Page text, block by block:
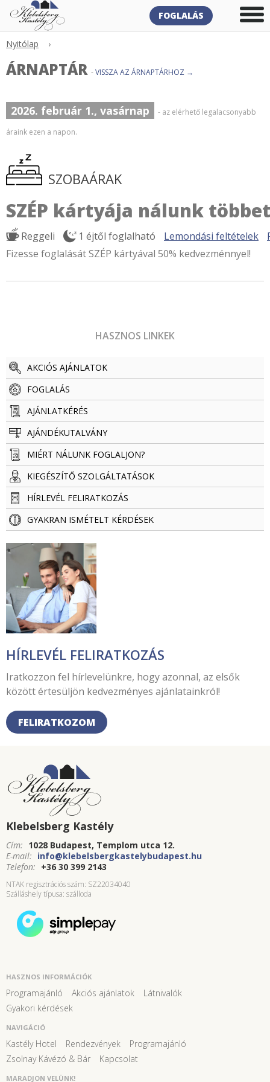
FOGLALÁS
Nyitólap ›
ÁRNAPTÁR -VISSZA AZ ÁRNAPTÁRHOZ →
2026. február 1., vasárnap
- az elérhető legalacsonyabb
áraink ezen a napon.
SZOBAÁRAK
SZÉP kártyája nálunk
Reggeli 1 éjtől foglalható Lemondási feltételek
Fizesse foglalását SZÉP kártyával 50% kedvezménnyel!
HASZNOS LINKEK
AKCIÓS AJÁNLATOK
FOGLALÁS
AJÁNLATKÉRÉS
AJÁNDÉKUTALVÁNY
MIÉRT NÁLUNK FOGLALJON?
KIEGÉSZÍTŐ SZOLGÁLTATÁSOK
HÍRLEVÉL FELIRATKOZÁS
GYAKRAN ISMÉTELT KÉRDÉSEK
HÍRLEVÉL FELIRATKOZÁS
Iratkozzon fel hírlevelünkre, hogy azonnal, az elsők
között értesüljön kedvezményes ajánlatainkról!
FELIRATKOZOM
Klebelsberg Kastély
Cím: 1028 Budapest, Templom utca 12.
E-mail: info@klebelsbergkastelybudapest.hu
Telefon: +36 30 399 2143
NTAK regisztrációs szám: SZ22034040
Szálláshely típusa: szálloda
HASZNOS INFORMÁCIÓK
Programajánló Akciós ajánlatok
Látnivalók
Gyakori kérdések
NAVIGÁCIÓ
Kastély Hotel Rendezvények
Programajánló
Zsolnay Kávézó & Bár
Kapcsolat
MARADJON VELÜNK!